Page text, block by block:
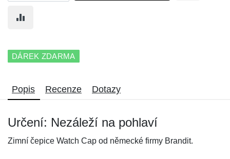
DÁREK ZDARMA
Popis Recenze Dotazy
Určení: Nezáleží na pohlaví
Zimní čepice Watch Cap od německé firmy Brandit.